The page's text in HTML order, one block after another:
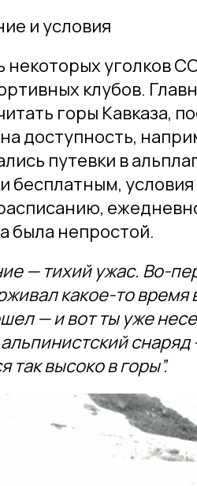
и условия
некоторых уголков
клубов.
горы Кавказа,
доступность,
путевки в
бесплатным,
была непростой.
— тихий ужас. Во-
какое-то время
— и вот ты уже
так высоко в горы”.